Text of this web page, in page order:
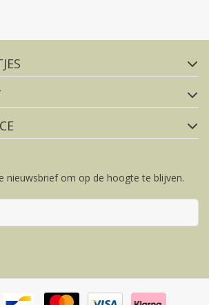
op social media
nieuwsbrief om op de hoogte te blijven.